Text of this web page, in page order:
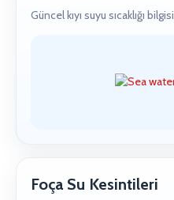
Güncel kıyı suyu sıcaklığı bilgisi
Foça Su Kesintileri